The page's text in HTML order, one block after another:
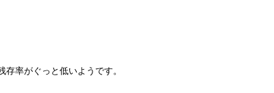
存率がぐっと低いようです。